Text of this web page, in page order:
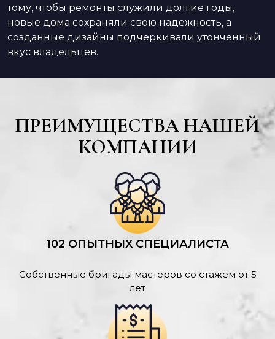
тому, чтобы ремонты служили долгие годы,
новые дома сохраняли свою надежность, а
созданные дизайны подчеркивали утонченный
вкус владельцев.
ПРЕИМУЩЕСТВА НАШЕЙ
КОМПАНИИ
102 ОПЫТНЫХ СПЕЦИАЛИСТА
Собственные бригады мастеров со стажем от 5
лет